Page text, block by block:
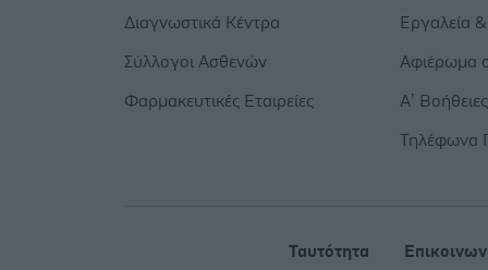
Διαγνωστικά Κέντρα
Σύλλογοι Ασθενών
Φαρμακευτικές Εταιρείες
Εργαλεία
Αφιέρωμα
Α’ Βοήθειες
Τηλέφωνα
Ταυτότητα